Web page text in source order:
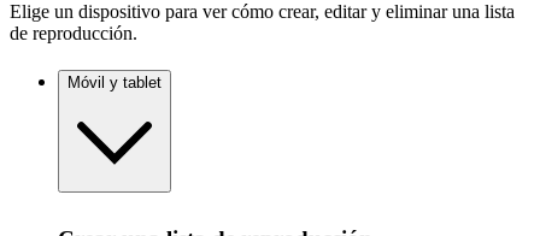
Elige un dispositivo para ver cómo crear, editar y eliminar una lista
de reproducción.
Móvil y tablet